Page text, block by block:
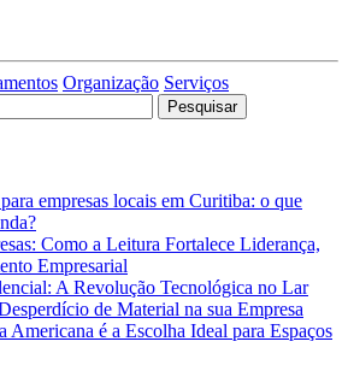
Organização Serviços
empresas locais em Curitiba: o que
Como a Leitura Fortalece Liderança,
Empresarial
A Revolução Tecnológica no Lar
de Material na sua Empresa
Americana é a Escolha Ideal para Espaços